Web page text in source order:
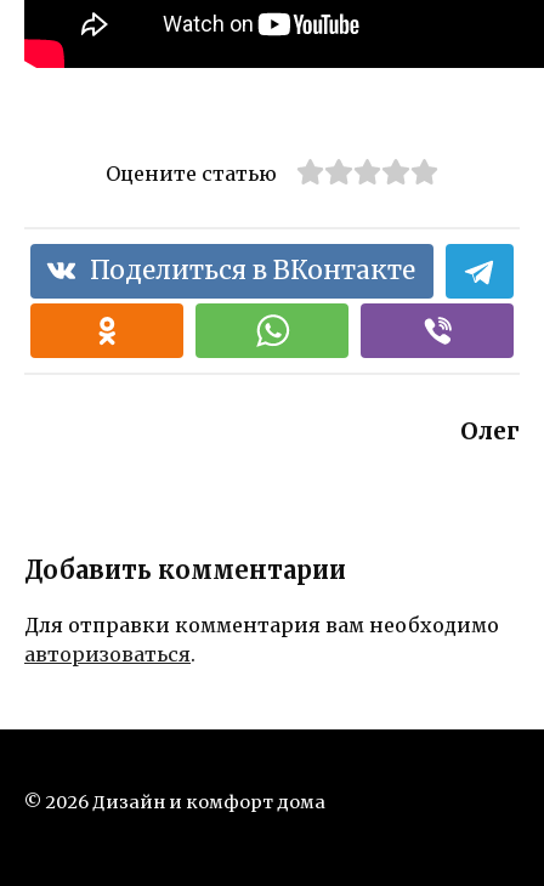
Оцените статью
Поделиться в ВКонтакте
Олег
Добавить комментарии
Для отправки комментария вам необходимо
авторизоваться.
© 2026 Дизайн и комфорт дома